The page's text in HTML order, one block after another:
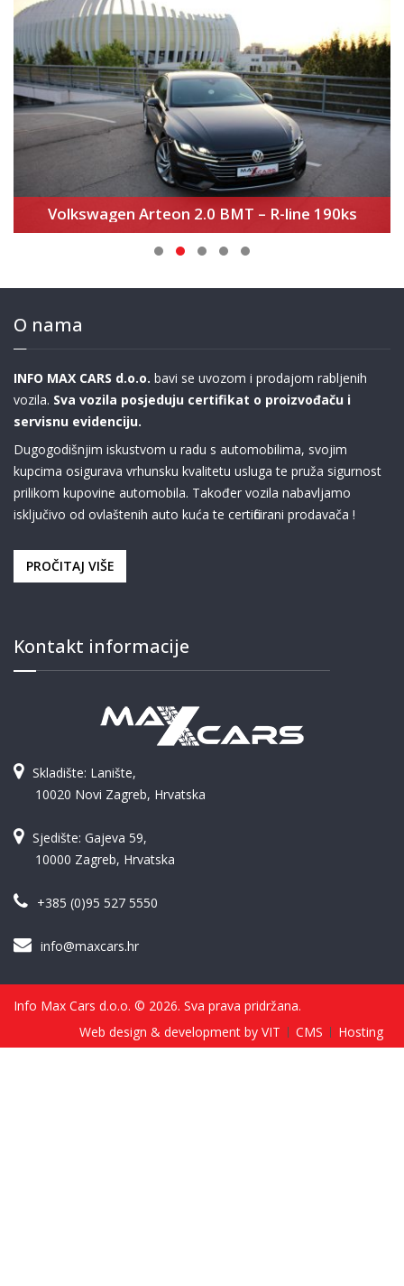
Volkswagen Arteon 2.0 BMT – R-line 190ks
O nama
INFO MAX CARS d.o.o. bavi se uvozom i prodajom rabljenih
vozila. Sva vozila posjeduju certifikat o proizvođaču i
servisnu evidenciju.
Dugogodišnjim iskustvom u radu s automobilima, svojim
kupcima osigurava vrhunsku kvalitetu usluga te pruža sigurnost
prilikom kupovine automobila. Također vozila nabavljamo
isključivo od ovlaštenih auto kuća te certificirani prodavača !
PROČITAJ VIŠE
Kontakt informacije
Skladište: Lanište,
10020 Novi Zagreb, Hrvatska
Sjedište: Gajeva 59,
10000 Zagreb, Hrvatska
+385 (0)95 527 5550
info@maxcars.hr
Info Max Cars d.o.o. © 2026. Sva prava pridržana.
Web design & development by VIT
CMS Hosting